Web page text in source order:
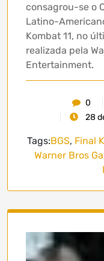
consagrou-se o
Latino-
Kombat 11, no
realizada pela
Entertainment.
0
28
Tags:BGS, Final
Warner Bros